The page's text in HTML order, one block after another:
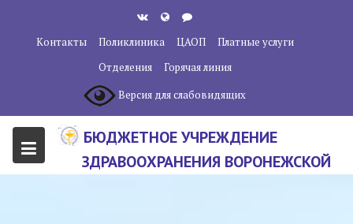
содержанию
Контакты Поликлиника ЦАОП
Платные услуги
Отделения
Горячая линия
Версия для слабовидящих
БЮДЖЕТНОЕ УЧРЕЖДЕНИЕ
ЗДРАВООХРАНЕНИЯ ВОРОНЕЖСКОЙ